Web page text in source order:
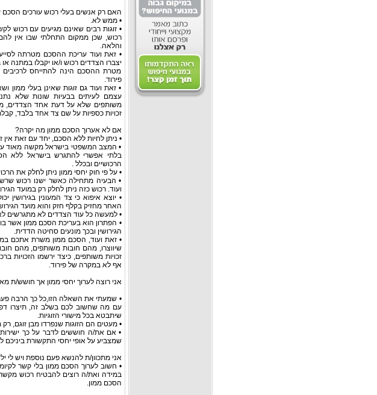
האם רק אנשים בעלי רכוש עורכים
• ממש לא.
• זוגות רבים שאינם מגיעים עם רכוש
רכוש, שכן ממקום התחלתי שבו אין
והלאה.
• זאת ועוד עריכת ההסכם מטרתה
יצברו הצדדים רכוש ו/או יקבלו במתנה או
מטרת ההסכם הינה להתייחס
פירוד.
• זאת ועוד גם זוגות שאינן בעלי ממון
עצמם לעיתים בבעיות שונות שלא
משותפים שלא על דעת אחד הצדדים,
זכויות כספיות על שם צד אחד בלבד,
אם לא אערוך הסכם ממון מה יקרה?
• ניתן לחיות ללא הסכם, יחד עם זאת אין
• המצב המשפטי בישראל מקשה מאוד
בלתי אפשרי להתגרש בישראל ללא
הרכושיים ובכלל .
• על פי חוק יחסי ממון ניתן לחלק את
• הבעיה מתחילה כאשר ישנו רכוש
ועוד. רכוש כזה ניתן לחלק רק במועד
• יוצא איפוא כי צד המעונין בגירושין
האחר מחזיק בקלף חזק והוא מועד
• למעשה כל עוד הצדדים לא מתגרשים
• הפתרון הוא בעריכת הסכם ממון אשר
הגירושין ובכך מונעים סחיטה הדדית.
• זאת ועוד, הסכם ממון משרת אתכם
שיווצרו, מהם חובות משותפים, מהם
זכויות משותפים, כיצד ירשמו הזכויות
אף לא במקרה של פירוד.
אני רוצה לערוך יחסי ממון אך חושש/ת
• שמעתי את השאלה הזו,כל כך הרבה
עם מה שחשוב לכם בשלב זה, תיצרו
שיתבטא בכל מישורי הזוגיות.
• מעטים הם הזוגות שנפרדו מבן זוגם,
• אם את/ה חוששים לדבר על כך
שמצביע על אופי יחסי התקשורת ביניכם
אני מתכוון/ת להנשא פעם נוספת ויש לי
• חשוב לערוך הסכם ממון בלי קשר
במידה ואת/ה רוצים להבטיח רכוש
הסכם ממון.